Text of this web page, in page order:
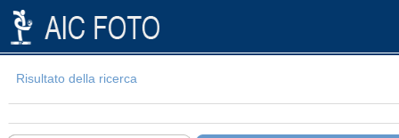
Risultato della ricerca